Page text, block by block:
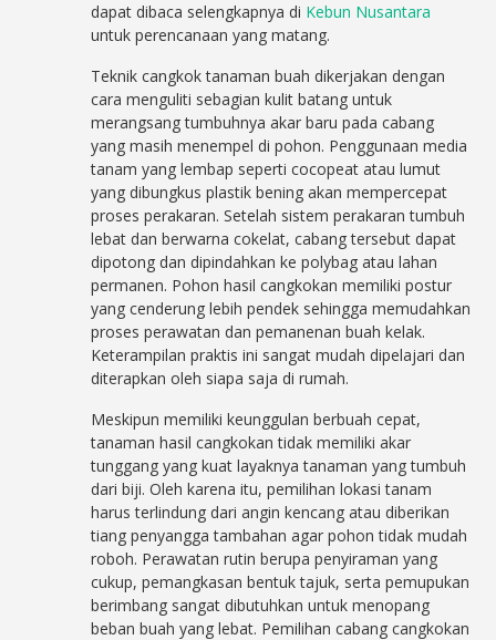
dapat dibaca selengkapnya di Kebun Nusantara
untuk perencanaan yang matang.
Teknik cangkok tanaman buah dikerjakan dengan
cara menguliti sebagian kulit batang untuk
merangsang tumbuhnya akar baru pada cabang
yang masih menempel di pohon. Penggunaan media
tanam yang lembap seperti cocopeat atau lumut
yang dibungkus plastik bening akan mempercepat
proses perakaran. Setelah sistem perakaran tumbuh
lebat dan berwarna cokelat, cabang tersebut dapat
dipotong dan dipindahkan ke polybag atau lahan
permanen. Pohon hasil cangkokan memiliki postur
yang cenderung lebih pendek sehingga memudahkan
proses perawatan dan pemanenan buah kelak.
Keterampilan praktis ini sangat mudah dipelajari dan
diterapkan oleh siapa saja di rumah.
Meskipun memiliki keunggulan berbuah cepat,
tanaman hasil cangkokan tidak memiliki akar
tunggang yang kuat layaknya tanaman yang tumbuh
dari biji. Oleh karena itu, pemilihan lokasi tanam
harus terlindung dari angin kencang atau diberikan
tiang penyangga tambahan agar pohon tidak mudah
roboh. Perawatan rutin berupa penyiraman yang
cukup, pemangkasan bentuk tajuk, serta pemupukan
berimbang sangat dibutuhkan untuk menopang
beban buah yang lebat. Pemilihan cabang cangkokan